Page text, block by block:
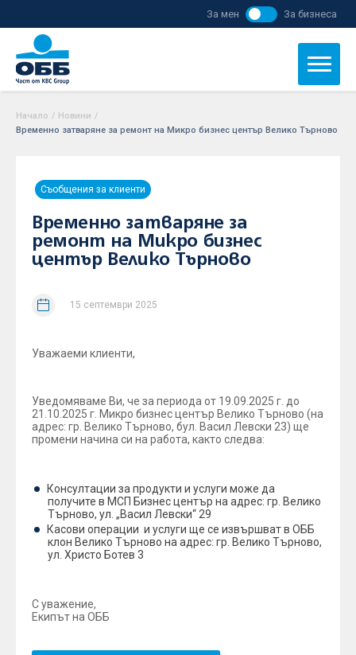
За мен За бизнеса
Начало / Новини /
Временно затваряне за ремонт на Микро бизнес център Велико Търново
Съобщения за клиенти
Временно затваряне за
ремонт на Микро бизнес
център Велико Търново
15 септември 2025
Уважаеми клиенти,
Уведомяваме Ви, че за периода от 19.09.2025 г. до
21.10.2025 г. Микро бизнес център Велико Търново (на
адрес: гр. Велико Търново, бул. Васил Левски 23) ще
промени начина си на работа, както следва:
Консултации за продукти и услуги може да
получите в МСП Бизнес център на адрес: гр. Велико
Търново, ул. „Васил Левски“ 29
Касови операции и услуги ще се извършват в ОББ
клон Велико Търново на адрес: гр. Велико Търново,
ул. Христо Ботев 3
С уважение,
Екипът на ОББ